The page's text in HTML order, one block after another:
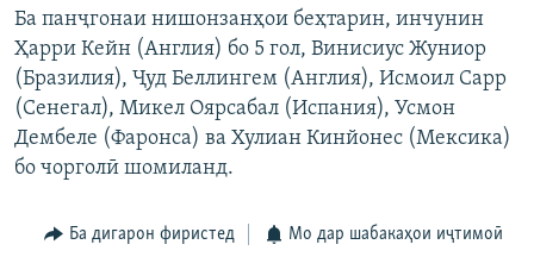
Ба панҷгонаи нишонзанҳои беҳтарин, инчунин
Ҳарри Кейн (Англия) бо 5 гол, Винисиус Жуниор
(Бразилия), Ҷуд Беллингем (Англия), Исмоил Сарр
(Сенегал), Микел Оярсабал (Испания), Усмон
Дембеле (Фаронса) ва Хулиан Кинйонес (Мексика)
бо чорголӣ шомиланд.
Ба дигарон фиристед Мо дар шабакаҳои иҷтимоӣ